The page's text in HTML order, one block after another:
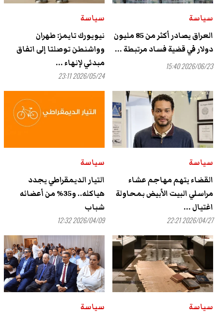
سياسة
العراق يصادر أكثر من 85 مليون
دولار في قضية فساد مرتبطة ...
2026/06/23 15:40
سياسة
نيويورك تايمز: طهران
وواشنطن توصلتا إلى اتفاق
مبدئي لإنهاء ...
2026/05/24 23:11
سياسة
القضاء يتهم مهاجم عشاء
مراسلي البيت الأبيض بمحاولة
اغتيال ...
2026/04/27 22:21
سياسة
التيار الديمقراطي يجدد
هياكله.. و35% من أعضائه
شباب
2026/04/09 12:32
سياسة
سياسة